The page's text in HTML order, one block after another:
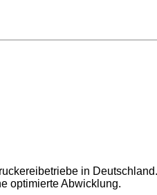
in
optimierte Abwicklung.